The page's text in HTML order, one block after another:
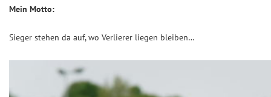
Mein Motto:
Sieger stehen da auf, wo Verlierer liegen bleiben…